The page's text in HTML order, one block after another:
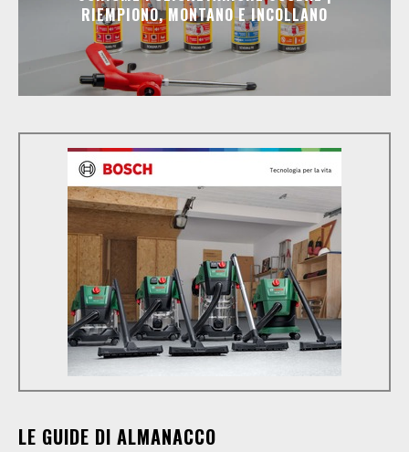
RIEMPIONO, MONTANO E INCOLLANO
LE GUIDE DI ALMANACCO